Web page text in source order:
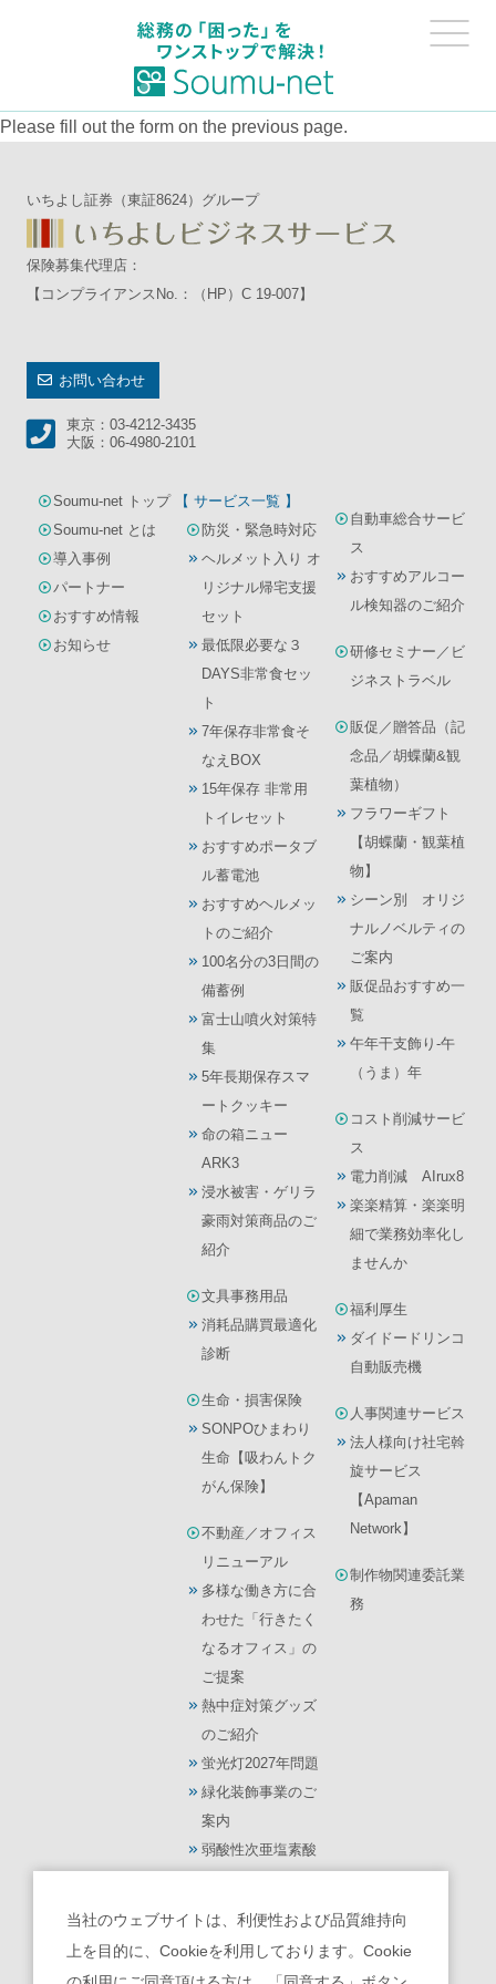
Please fill out the form on the previous page.
いちよし証券（東証8624）グループ
保険募集代理店：
【コンプライアンスNo.：（HP）C 19-007】
お問い合わせ
東京：03-4212-3435
大阪：06-4980-2101
Soumu-net トップ
Soumu-net とは
導入事例
パートナー
おすすめ情報
お知らせ
【 サービス一覧 】
防災・緊急時対応
ヘルメット入り オ
リジナル帰宅支援
セット
最低限必要な３
DAYS非常食セッ
ト
7年保存非常食そ
なえBOX
15年保存 非常用
トイレセット
おすすめポータブ
ル蓄電池
おすすめヘルメッ
トのご紹介
100名分の3日間の
備蓄例
富士山噴火対策特
集
5年長期保存スマ
ートクッキー
命の箱ニュー
ARK3
浸水被害・ゲリラ
豪雨対策商品のご
紹介
文具事務用品
消耗品購買最適化
診断
生命・損害保険
SONPOひまわり
生命【吸わんトク
がん保険】
不動産／オフィス
リニューアル
多様な働き方に合
わせた「行きたく
なるオフィス」の
ご提案
熱中症対策グッズ
のご紹介
蛍光灯2027年問題
緑化装飾事業のご
案内
弱酸性次亜塩素酸
イ】
自動車総合サービ
ス
おすすめアルコー
ル検知器のご紹介
研修セミナー／ビ
ジネストラベル
販促／贈答品（記
念品／胡蝶蘭&観
葉植物）
フラワーギフト
【胡蝶蘭・観葉植
物】
シーン別 オリジ
ナルノベルティの
ご案内
販促品おすすめ一
覧
午年干支飾り-午
（うま）年
コスト削減サービ
ス
電力削減 AIrux8
楽楽精算・楽楽明
細で業務効率化し
ませんか
福利厚生
ダイドードリンコ
自動販売機
人事関連サービス
法人様向け社宅斡
旋サービス
【Apaman
Network】
制作物関連委託業
務
当社のウェブサイトは、利便性および品質維持向
上を目的に、Cookieを利用しております。Cookie